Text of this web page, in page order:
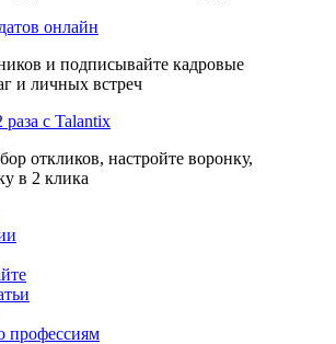
онлайн
и подписывайте кадровые
и личных встреч
раза с Talantix
откликов, настройте воронку,
в 2 клика
профессиям